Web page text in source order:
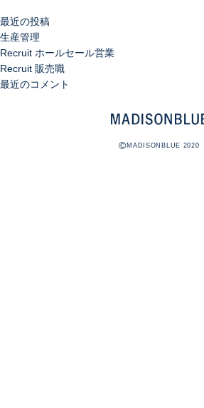
最近の投稿
生産管理
Recruit ホールセール営業
Recruit 販売職
最近のコメント
©MADISONBLUE 2020